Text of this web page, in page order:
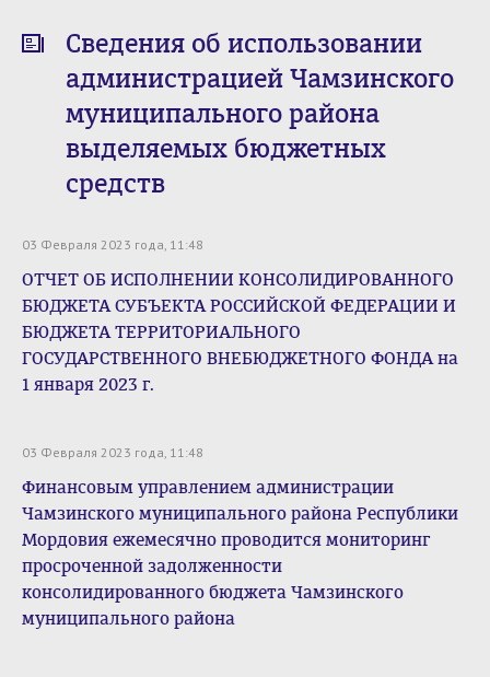
Сведения об использовании
администрацией Чамзинского
муниципального района
выделяемых бюджетных
средств
03 Февраля 2023 года, 11:48
ОТЧЕТ ОБ ИСПОЛНЕНИИ КОНСОЛИДИРОВАННОГО
БЮДЖЕТА СУБЪЕКТА РОССИЙСКОЙ ФЕДЕРАЦИИ И
БЮДЖЕТА ТЕРРИТОРИАЛЬНОГО
ГОСУДАРСТВЕННОГО ВНЕБЮДЖЕТНОГО ФОНДА на
1 января 2023 г.
03 Февраля 2023 года, 11:48
Финансовым управлением администрации
Чамзинского муниципального района Республики
Мордовия ежемесячно проводится мониторинг
просроченной задолженности
консолидированного бюджета Чамзинского
муниципального района